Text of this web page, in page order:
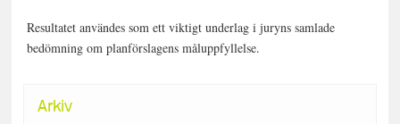
Resultatet användes som ett viktigt underlag i juryns samlade
bedömning om planförslagens måluppfyllelse.
Arkiv